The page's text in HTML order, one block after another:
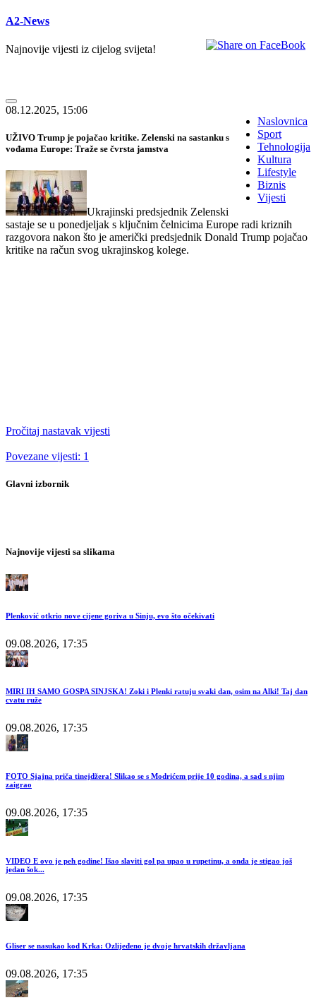
A2-News
Najnovije vijesti iz cijelog svijeta!
Naslovnica
Sport
Tehnologija
Kultura
Lifestyle
Biznis
Vijesti
08.12.2025, 15:06
UŽIVO Trump je pojačao kritike. Zelenski na sastanku s
vođama Europe: Traže se čvrsta jamstva
Ukrajinski predsjednik Zelenski
sastaje se u ponedjeljak s ključnim čelnicima Europe radi kriznih
razgovora nakon što je američki predsjednik Donald Trump pojačao
kritike na račun svog ukrajinskog kolege.
Pročitaj nastavak vijesti
Povezane vijesti: 1
Glavni izbornik
Najnovije vijesti sa slikama
Plenković otkrio nove cijene goriva u Sinju, evo što očekivati
09.08.2026, 17:35
MIRI IH SAMO GOSPA SINJSKA! Zoki i Plenki ratuju svaki dan, osim na Alki! Taj dan
cvatu ruže
09.08.2026, 17:35
FOTO Sjajna priča tinejdžera! Slikao se s Modrićem prije 10 godina, a sad s njim
zaigrao
09.08.2026, 17:35
VIDEO E ovo je peh godine! Išao slaviti gol pa upao u rupetinu, a onda je stigao još
jedan šok...
09.08.2026, 17:35
Gliser se nasukao kod Krka: Ozlijeđeno je dvoje hrvatskih državljana
09.08.2026, 17:35